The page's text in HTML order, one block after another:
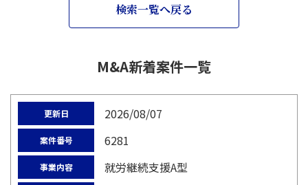
検索一覧へ戻る
M&A新着案件一覧
更新日 2026/08/07
案件番号 6281
事業内容 就労継続支援A型